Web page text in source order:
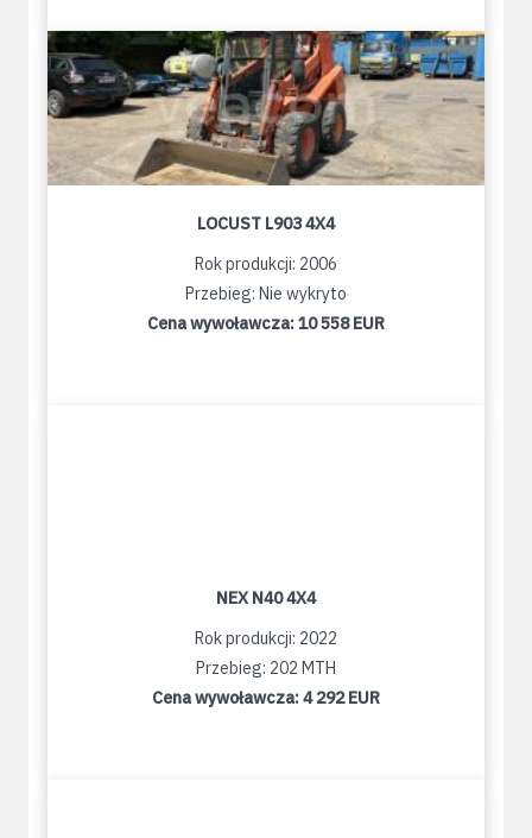
LOCUST L903 4X4
Rok produkcji: 2006
Przebieg: Nie wykryto
Cena wywoławcza:10 558 EUR
NEX N40 4X4
Rok produkcji: 2022
Przebieg: 202 MTH
Cena wywoławcza:4 292 EUR